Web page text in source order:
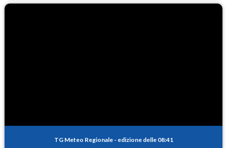
TG Meteo Regionale - edizione delle 08:41